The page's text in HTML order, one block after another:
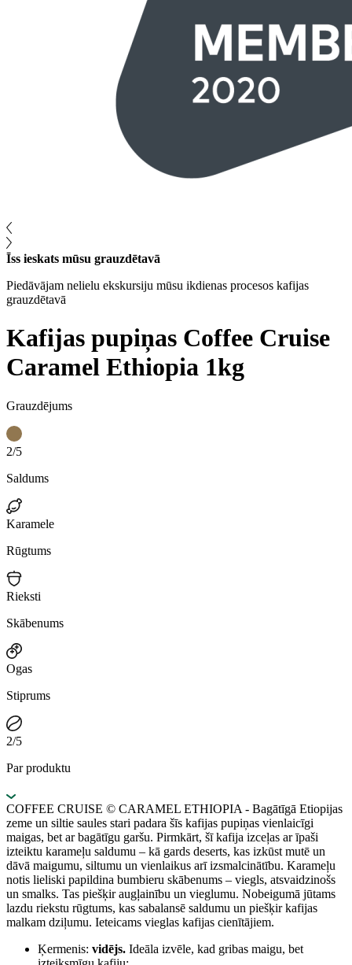
Īss ieskats mūsu grauzdētavā
Piedāvājam nelielu ekskursiju mūsu ikdienas procesos kafijas
grauzdētavā
Kafijas pupiņas Coffee Cruise
Caramel Ethiopia 1kg
Grauzdējums
2/5
Saldums
Karamele
Rūgtums
Rieksti
Skābenums
Ogas
Stiprums
2/5
Par produktu
COFFEE CRUISE © CARAMEL ETHIOPIA - Bagātīgā Etiopijas
zeme un siltie saules stari padara šīs kafijas pupiņas vienlaicīgi
maigas, bet ar bagātīgu garšu. Pirmkārt, šī kafija izceļas ar īpaši
izteiktu karameļu saldumu – kā gards deserts, kas izkūst mutē un
dāvā maigumu, siltumu un vienlaikus arī izsmalcinātību. Karameļu
notis lieliski papildina bumbieru skābenums – viegls, atsvaidzinošs
un smalks. Tas piešķir augļainību un vieglumu. Nobeigumā jūtams
lazdu riekstu rūgtums, kas sabalansē saldumu un piešķir kafijas
malkam dziļumu. Ieteicams vieglas kafijas cienītājiem.
Ķermenis: vidējs. Ideāla izvēle, kad gribas maigu, bet